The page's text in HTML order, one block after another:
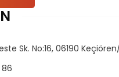
Sk. No:16, 06190